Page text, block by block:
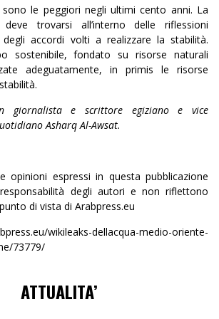
le peggiori negli ultimi cento anni. La
trovarsi all’interno delle riflessioni
accordi volti a realizzare la stabilità.
sostenibile, fondato su risorse naturali
adeguatamente, in primis le risorse
giornalista e scrittore egiziano e vice
Asharq Al-Awsat.
espressi in questa pubblicazione
degli autori e non riflettono
di vista di Arabpress.eu
wikileaks-dellacqua-medio-oriente-
73779/
ATTUALITA’